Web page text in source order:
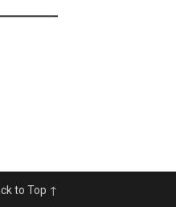
to Top ↑